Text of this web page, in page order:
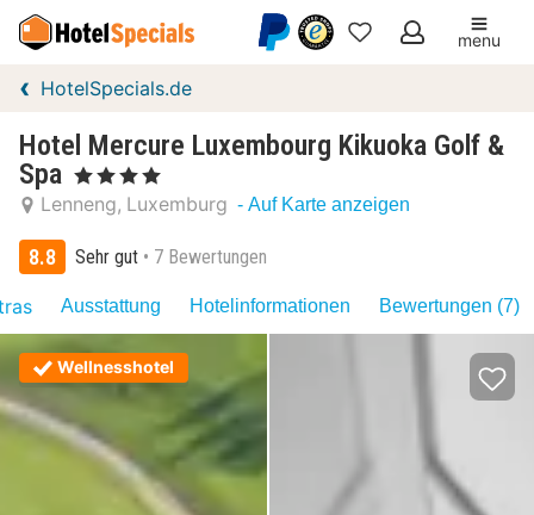
Meine
menu
HotelSpecials.de
Hotel Mercure Luxembourg Kikuoka Golf &
Spa
, 4 Sterne
Lenneng Luxemburg - Auf Karte anzeigen
8.8 Sehr gut 7 Bewertungen
Ausstattung Hotelinformationen Bewertungen (7)
Wellnesshotel